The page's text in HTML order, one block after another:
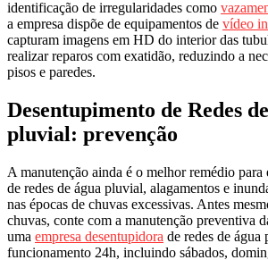
identificação de irregularidades como
a empresa dispõe de equipamentos de vídeo
capturam imagens em HD do interior das
realizar reparos com exatidão, reduzindo a
pisos e paredes.
Desentupimento de Redes
pluvial: prevenção
A manutenção ainda é o melhor remédio
de redes de água pluvial, alagamentos e
nas épocas de chuvas excessivas. Antes
chuvas, conte com a manutenção preventiva
uma empresa desentupidora de redes de
funcionamento 24h, incluindo sábados,